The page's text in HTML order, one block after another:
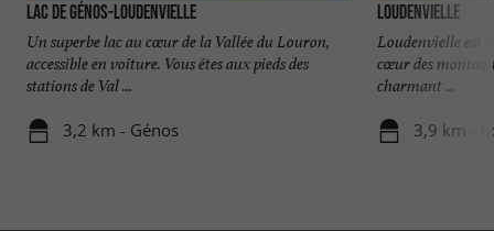
Lac de Génos-Loudenvielle
Un superbe lac au cœur de la Vallée du Louron,
accessible en voiture. Vous êtes aux pieds des
stations de Val ...
3,2 km - Génos
Loudenvielle
Loudenvielle est
cœur des
charmant ...
3,9 km -